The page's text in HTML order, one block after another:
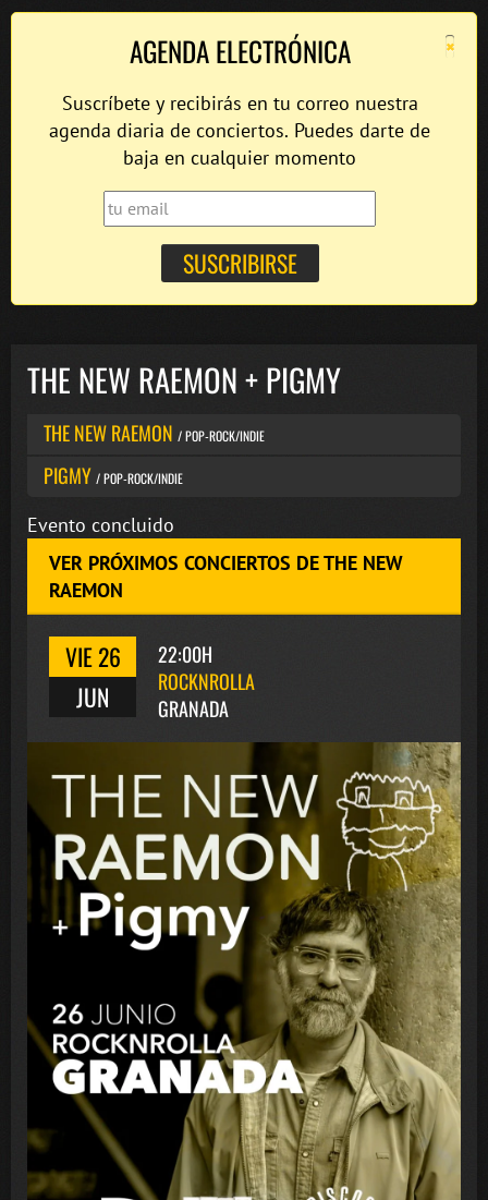
×
AGENDA ELECTRÓNICA
Suscríbete y recibirás en tu correo nuestra
agenda diaria de conciertos. Puedes darte de
baja en cualquier momento
THE NEW RAEMON + PIGMY
THE NEW RAEMON / POP-ROCK/INDIE
PIGMY / POP-ROCK/INDIE
Evento concluido
VER PRÓXIMOS CONCIERTOS DE THE NEW
RAEMON
VIE 26
JUN
22:00H
ROCKNROLLA
GRANADA